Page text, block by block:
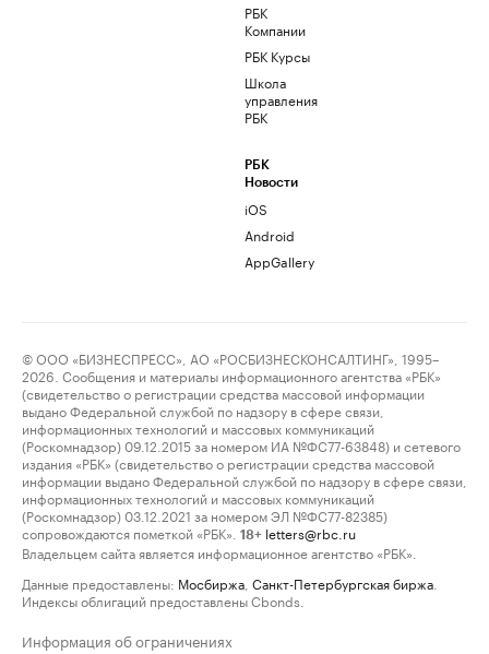
РБК
Компании
РБК Курсы
Школа
управления
РБК
РБК
Новости
iOS
Android
AppGallery
© ООО «БИЗНЕСПРЕСС», АО «РОСБИЗНЕСКОНСАЛТИНГ», 1995–
2026. Сообщения и материалы информационного агентства «РБК»
(свидетельство о регистрации средства массовой информации
выдано Федеральной службой по надзору в сфере связи,
информационных технологий и массовых коммуникаций
(Роскомнадзор) 09.12.2015 за номером ИА №ФС77-63848) и сетевого
издания «РБК» (свидетельство о регистрации средства массовой
информации выдано Федеральной службой по надзору в сфере связи,
информационных технологий и массовых коммуникаций
(Роскомнадзор) 03.12.2021 за номером ЭЛ №ФС77-82385)
сопровождаются пометкой «РБК».
18+ letters@rbc.ru
Владельцем сайта является информационное агентство «РБК».
Данные предоставлены: Мосбиржа Санкт-Петербургская биржа
Индексы облигаций предоставлены Cbonds.
Информация об ограничениях